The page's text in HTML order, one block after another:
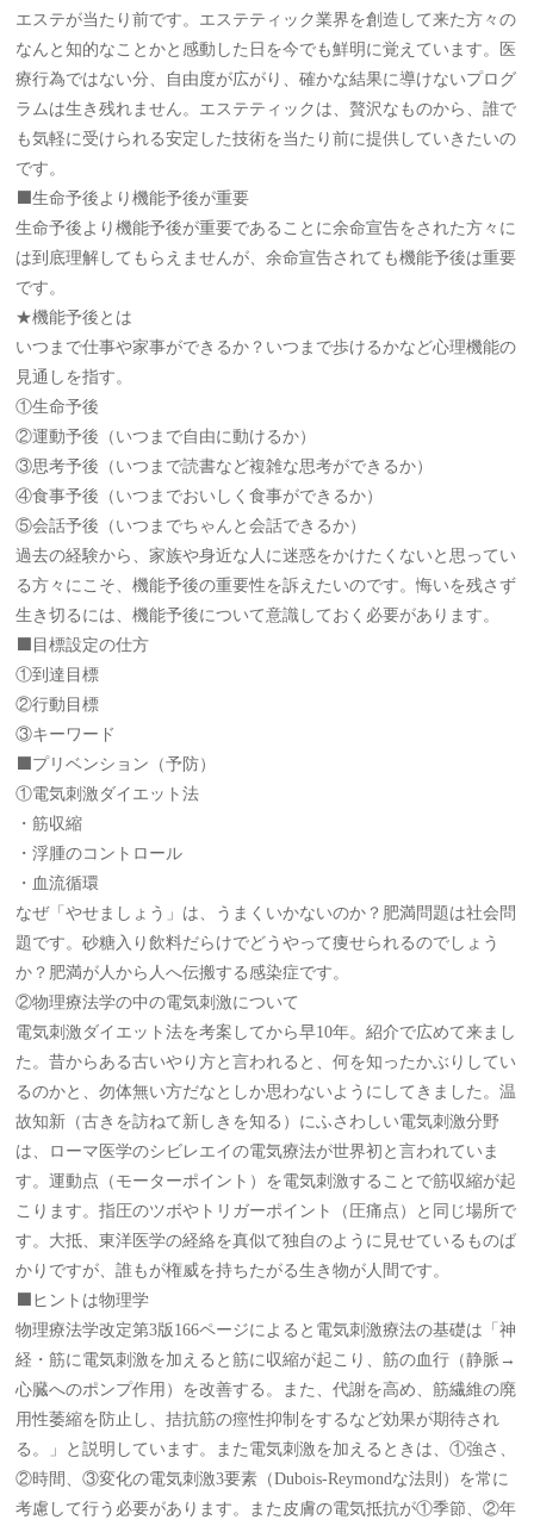
エステが当たり前です。エステティック業界を創造して来た方々の
なんと知的なことかと感動した日を今でも鮮明に覚えています。医
療行為ではない分、自由度が広がり、確かな結果に導けないプログ
ラムは生き残れません。エステティックは、贅沢なものから、誰で
も気軽に受けられる安定した技術を当たり前に提供していきたいの
です。
⬛️生命予後より機能予後が重要
生命予後より機能予後が重要であることに余命宣告をされた方々に
は到底理解してもらえませんが、余命宣告されても機能予後は重要
です。
★機能予後とは
いつまで仕事や家事ができるか？いつまで歩けるかなど心理機能の
見通しを指す。
①生命予後
②運動予後（いつまで自由に動けるか）
③思考予後（いつまで読書など複雑な思考ができるか）
④食事予後（いつまでおいしく食事ができるか）
⑤会話予後（いつまでちゃんと会話できるか）
過去の経験から、家族や身近な人に迷惑をかけたくないと思ってい
る方々にこそ、機能予後の重要性を訴えたいのです。悔いを残さず
生き切るには、機能予後について意識しておく必要があります。
⬛️目標設定の仕方
①到達目標
②行動目標
③キーワード
⬛️プリベンション（予防）
①電気刺激ダイエット法
・筋収縮
・浮腫のコントロール
・血流循環
なぜ「やせましょう」は、うまくいかないのか？肥満問題は社会問
題です。砂糖入り飲料だらけでどうやって痩せられるのでしょう
か？肥満が人から人へ伝搬する感染症です。
②物理療法学の中の電気刺激について
電気刺激ダイエット法を考案してから早10年。紹介で広めて来まし
た。昔からある古いやり方と言われると、何を知ったかぶりしてい
るのかと、勿体無い方だなとしか思わないようにしてきました。温
故知新（古きを訪ねて新しきを知る）にふさわしい電気刺激分野
は、ローマ医学のシビレエイの電気療法が世界初と言われていま
す。運動点（モーターポイント）を電気刺激することで筋収縮が起
こります。指圧のツボやトリガーポイント（圧痛点）と同じ場所で
す。大抵、東洋医学の経絡を真似て独自のように見せているものば
かりですが、誰もが権威を持ちたがる生き物が人間です。
⬛️ヒントは物理学
物理療法学改定第3版166ページによると電気刺激療法の基礎は「神
経・筋に電気刺激を加えると筋に収縮が起こり、筋の血行（静脈→
心臓へのポンプ作用）を改善する。また、代謝を高め、筋繊維の廃
用性萎縮を防止し、拮抗筋の痙性抑制をするなど効果が期待され
る。」と説明しています。また電気刺激を加えるときは、①強さ、
②時間、③変化の電気刺激3要素（Dubois-Reymondな法則）を常に
考慮して行う必要があります。また皮膚の電気抵抗が①季節、②年